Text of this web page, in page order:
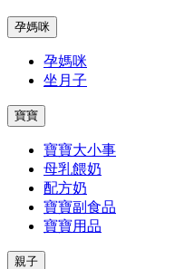
孕媽咪
孕媽咪
坐月子
寶寶
寶寶大小事
母乳餵奶
配方奶
寶寶副食品
寶寶用品
親子